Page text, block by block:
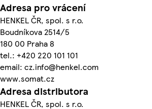
Adresa pro vrácení
HENKEL ČR, spol. s r.o.
Boudníkova 2514/5
180 00 Praha 8
tel.: +420 220 101 101
email: cz.info@henkel.com
www.somat.cz
Adresa distributora
HENKEL ČR, spol. s r.o.